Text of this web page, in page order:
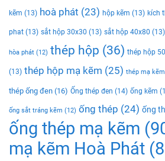
kẽm (13) hoà phát (23) hộp kẽm (13) kích
phat (13) sắt hộp 30x30 (13) sắt hộp 40x80 (13)
hòa phát (12) thép hộp (36) thép hộp
(13) thép hộp mạ kẽm (25) thép mạ kẽm
thép ống đen (16) Ống thép đen (14) ống kẽm
ống sắt tráng kẽm (12) ống thép (24) ống
ống thép mạ kẽm
mạ kẽm Hoà Phát